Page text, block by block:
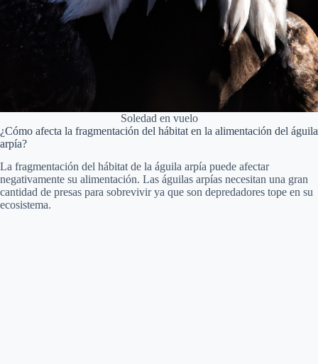
Soledad en vuelo
¿Cómo afecta la fragmentación del hábitat en la alimentación del águila
arpía?
La fragmentación del hábitat de la águila arpía puede afectar
negativamente su alimentación. Las águilas arpías necesitan una gran
cantidad de presas para sobrevivir ya que son depredadores tope en su
ecosistema.